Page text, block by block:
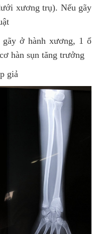
xương trụ). Nếu gãy
ở hành xương, 1 ổ
hàn sụn tăng trưởng
giả